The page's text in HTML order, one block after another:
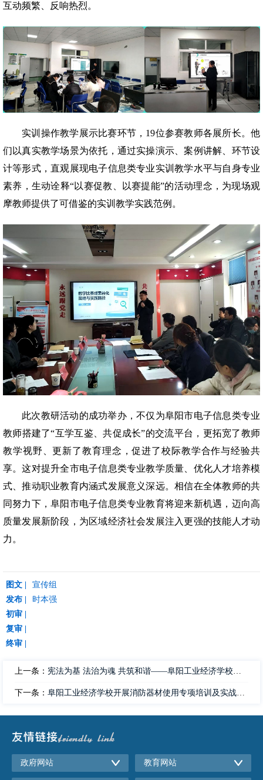
互动频繁、反响热烈。
实训操作教学展示比赛环节，19位参赛教师各展所长。他
们以真实教学场景为依托，通过实操演示、案例讲解、环节设
计等形式，直观展现电子信息类专业实训教学水平与自身专业
素养，生动诠释“以赛促教、以赛提能”的活动理念，为现场观
摩教师提供了可借鉴的实训教学实践范例。
此次教研活动的成功举办，不仅为阜阳市电子信息类专业
教师搭建了“互学互鉴、共促成长”的交流平台，更拓宽了教师
教学视野、更新了教育理念，促进了校际教学合作与经验共
享。这对提升全市电子信息类专业教学质量、优化人才培养模
式、推动职业教育内涵式发展意义深远。相信在全体教师的共
同努力下，阜阳市电子信息类专业教育将迎来新机遇，迈向高
质量发展新阶段，为区域经济社会发展注入更强的技能人才动
力。
图文 |
宣传组
发布 |
时本强
初审 |
复审 |
终审 |
上一条： 宪法为基 法治为魂 共筑和谐——阜阳工业经济学校举行12月份主题升旗仪式
下一条： 阜阳工业经济学校开展消防器材使用专项培训及实战演练
政府网站 教育网站